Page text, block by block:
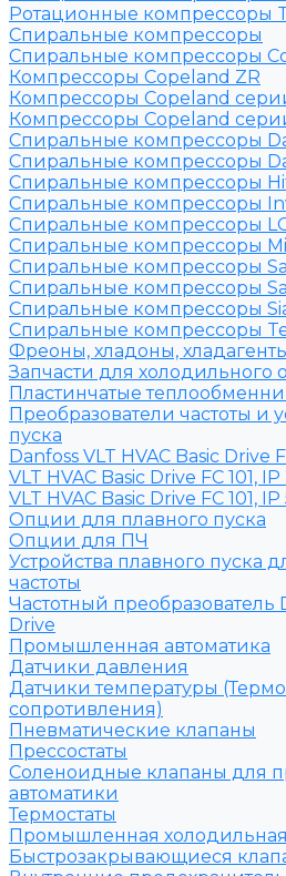
Ротационные компрессоры
Спиральные компрессоры
Спиральные компрессоры
Компрессоры Copeland ZR
Компрессоры Copeland
Компрессоры Copeland
Спиральные компрессоры
Спиральные компрессоры
Спиральные компрессоры
Спиральные компрессоры
Спиральные компрессоры
Спиральные компрессоры
Спиральные компрессоры
Спиральные компрессоры
Спиральные компрессоры
Спиральные компрессоры
Фреоны, хладоны,
Запчасти для холодильного
Пластинчатые
Преобразователи частоты и
пуска
Danfoss VLT HVAC Basic Drive
VLT HVAC Basic Drive FC 101, IP
VLT HVAC Basic Drive FC 101, IP
Опции для плавного пуска
Опции для ПЧ
Устройства плавного пуска
частоты
Частотный преобразователь
Drive
Промышленная автоматика
Датчики давления
Датчики температуры
сопротивления)
Пневматические клапаны
Прессостаты
Соленоидные клапаны для
автоматики
Термостаты
Промышленная холодильная
Быстрозакрывающиеся